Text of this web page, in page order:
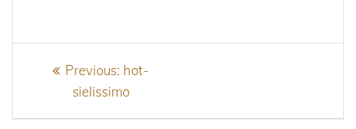
Beitragsnavigation
Previous: Previous
post:
hot-
sielissimo